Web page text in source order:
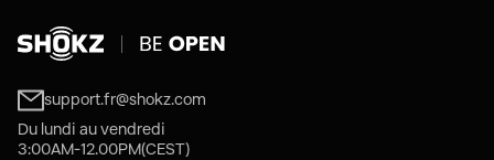
support.fr@shokz.com
Du lundi au vendredi
3:00AM-12.00PM(CEST)